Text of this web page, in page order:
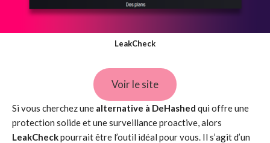
LeakCheck
Voir le site
Si vous cherchez une alternative à DeHashed qui offre une
protection solide et une surveillance proactive, alors
LeakCheckpourrait être l’outil idéal pour vous. Il s’agit d’un